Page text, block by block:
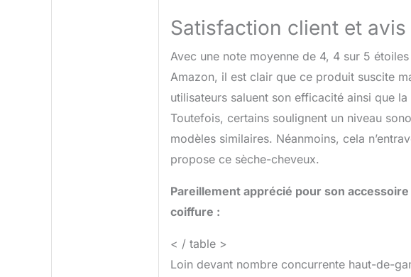
Satisfaction client et
Avec une note moyenne de 4, 4 sur 5
Amazon, il est clair que ce produit suscite
utilisateurs saluent son efficacité ainsi que
Toutefois, certains soulignent un niveau
modèles similaires. Néanmoins, cela
propose ce sèche-cheveux.
Pareillement apprécié pour son
coiffure :
< / table >
Loin devant nombre concurrente haut-de-